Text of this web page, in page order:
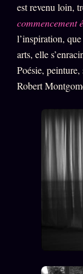
Oracle
Oracle
Oracle
Oracle
Oracle
Oracle
Oracle
Audit
est revenu loin,
commencement
l’inspiration,
arts, elle
Poésie,
Robert